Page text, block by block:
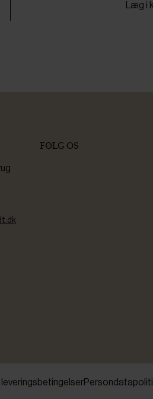
Læg i
FØLG OS